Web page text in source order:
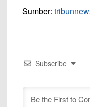
Sumber:
Subscribe